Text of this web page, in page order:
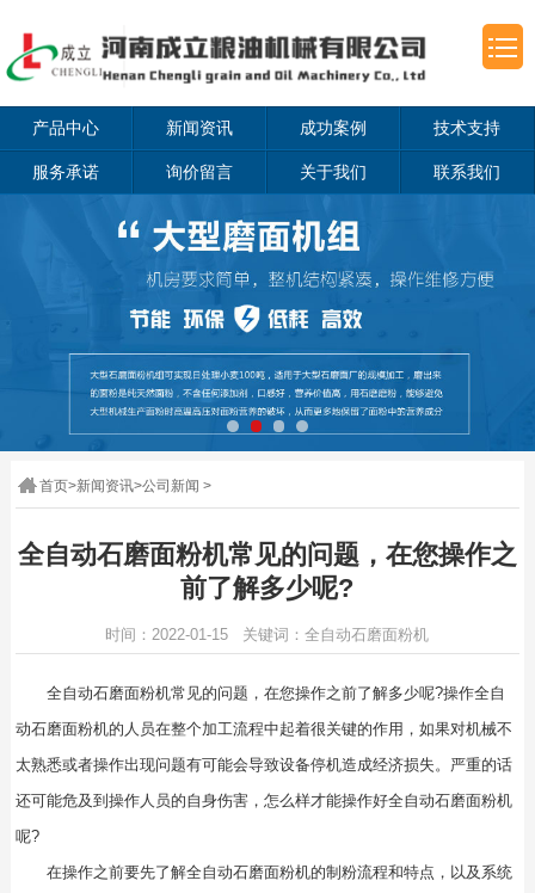
产品中心 新闻资讯 成功案例 技术支持
服务承诺 询价留言 关于我们 联系我们
首页>新闻资讯>公司新闻 >
全自动石磨面粉机常见的问题，在您操作之
前了解多少呢?
时间：2022-01-15 关键词：全自动石磨面粉机
全自动石磨面粉机常见的问题，在您操作之前了解多少呢?操作全自
动石磨面粉机的人员在整个加工流程中起着很关键的作用，如果对机械不
太熟悉或者操作出现问题有可能会导致设备停机造成经济损失。严重的话
还可能危及到操作人员的自身伤害，怎么样才能操作好全自动石磨面粉机
呢?
在操作之前要先了解全自动石磨面粉机的制粉流程和特点，以及系统